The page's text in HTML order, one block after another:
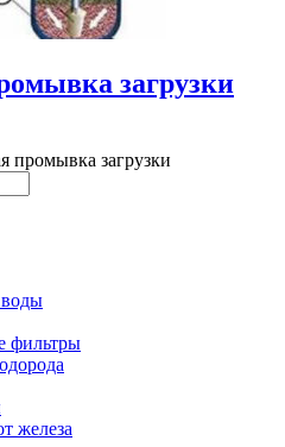
загрузки
промывка загрузки
воды
фильтры
железа